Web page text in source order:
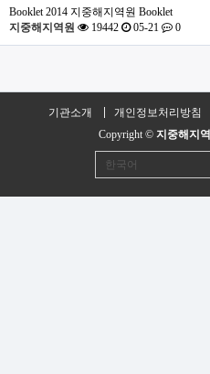
Booklet 2014 지중해지역원 Booklet
지중해지역원
19442 05-21 0
기관소개 개인정보처리방침
Copyright © 지중해지